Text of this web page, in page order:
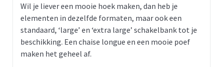
Wil je liever een mooie hoek maken, dan heb je
elementen in dezelfde formaten, maar ook een
standaard, ‘large’ en ‘extra large’ schakelbank tot je
beschikking. Een chaise longue en een mooie poef
maken het geheel af.